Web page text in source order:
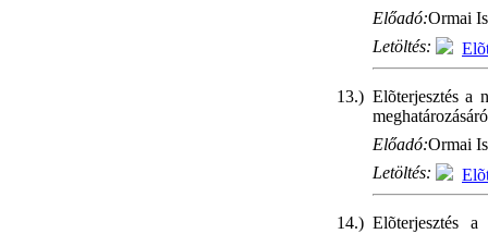
Előadó:Ormai
Letöltés:
13.) Elõterjesztés a
Előadó:Ormai
Letöltés:
14.) Elõterjesztés